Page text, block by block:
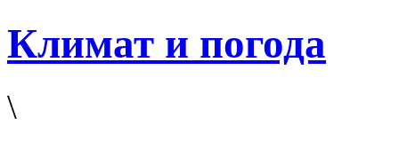
Климат и погода
\